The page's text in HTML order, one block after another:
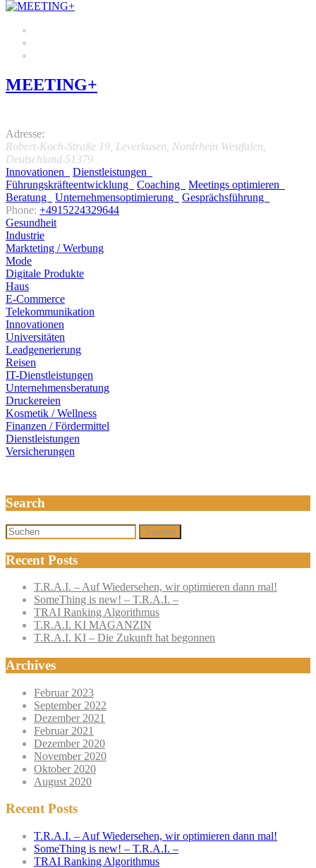
MEETING+
Adresse:
Robert-Koch-Straße 19 Leverkusen, Nordrhein Westfalen,
Deutschland 51379
Innovationen
Dienstleistungen
Führungskräfteentwicklung
Coaching
Meetings optimieren
Beratung
Unternehmensoptimierung
Gesprächsführung
Phone: +4915224329644
Gesundheit
Industrie
Markteting / Werbung
Mode
Digitale Produkte
Haus
E-Commerce
Telekommunikation
Innovationen
Universitäten
Leadgenerierung
Reisen
IT-Dienstleistungen
Unternehmensberatung
Druckereien
Kosmetik / Wellness
Finanzen / Fördermittel
Dienstleistungen
Versicherungen
Search
Suchen
Recent Posts
T.R.A.I. – Auf Wiedersehen, wir optimieren dann mal!
SomeThing is new! – T.R.A.I. –
TRAI Ranking Algorithmus
T.R.A.I. KI MAGANZIN
T.R.A.I. KI – Die Zukunft hat begonnen
Archives
Februar 2023
September 2022
Dezember 2021
Februar 2021
Dezember 2020
November 2020
Oktober 2020
August 2020
Recent Posts
T.R.A.I. – Auf Wiedersehen, wir optimieren dann mal!
SomeThing is new! – T.R.A.I. –
TRAI Ranking Algorithmus